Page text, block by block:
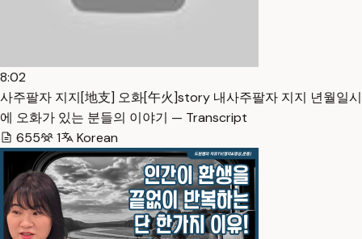
8:02
사주팔자 지지[地支] 오화[午火]story 내사주팔자 지지 년월일시
에 오화가 있는 분들의 이야기 — Transcript
655
1 Korean